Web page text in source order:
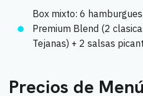
Box mixto: 6
Premium Blend (2
Tejanas) + 2 salsas
Precios de Menú